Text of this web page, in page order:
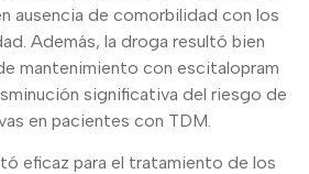
ausencia de comorbilidad con los
Además, la droga resultó bien
mantenimiento con escitalopram
significativa del riesgo de
en pacientes con TDM.
eficaz para el tratamiento de los